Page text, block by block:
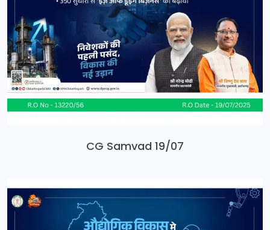
CG Samvad 19/07